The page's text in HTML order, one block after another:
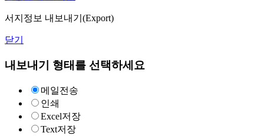
서지정보 내보내기(Export)
닫기
내보내기 형태를 선택하세요
메일전송
인쇄
Excel저장
Text저장